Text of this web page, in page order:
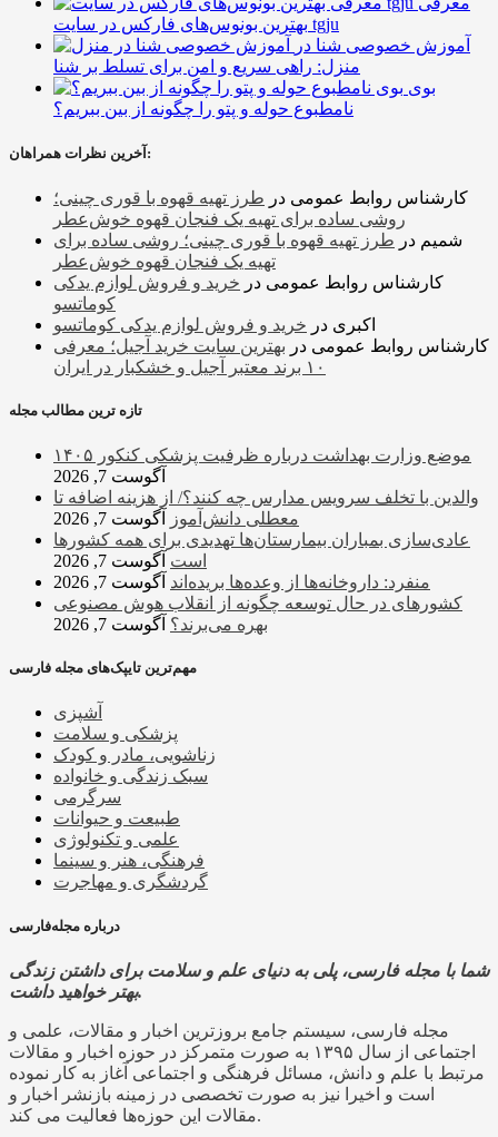
بهترین بونوس‌های فارکس در سایت tgju
آموزش خصوصی شنا در
منزل: راهی سریع و امن برای تسلط بر شنا
بوی
نامطبوع حوله و پتو را چگونه از بین ببریم؟
آخرین نظرات همراهان:
کارشناس روابط عمومی در طرز تهیه قهوه با قوری چینی؛
روشی ساده برای تهیه یک فنجان قهوه خوش‌عطر
شمیم در طرز تهیه قهوه با قوری چینی؛ روشی ساده برای
تهیه یک فنجان قهوه خوش‌عطر
کارشناس روابط عمومی در خرید و فروش لوازم یدکی
کوماتسو
اکبری در خرید و فروش لوازم یدکی کوماتسو
کارشناس روابط عمومی در بهترین سایت خرید آجیل؛ معرفی
۱۰ برند معتبر آجیل و خشکبار در ایران
تازه ترین مطالب مجله
موضع وزارت بهداشت درباره ظرفیت پزشکی کنکور ۱۴۰۵
آگوست 7, 2026
والدین با تخلف سرویس مدارس چه کنند؟/ از هزینه اضافه تا
معطلی دانش‌آموز
آگوست 7, 2026
عادی‌سازی بمباران بیمارستان‌ها تهدیدی برای همه کشورها
است آگوست 7, 2026
منفرد: داروخانه‌ها از وعده‌ها بریده‌اند آگوست 7, 2026
کشورهای در حال توسعه چگونه از انقلاب هوش مصنوعی
بهره می‌برند؟ آگوست 7, 2026
مهم‌ترین تایپک‌های مجله فارسی
آشپزی
پزشکی و سلامت
زناشویی، مادر و کودک
سبک زندگی و خانواده
سرگرمی
طبیعت و حیوانات
علمی و تکنولوژی
فرهنگی، هنر و سینما
گردشگری و مهاجرت
درباره مجله‌فارسی
شما با مجله فارسی، پلی به دنیای علم و سلامت برای داشتن زندگی
بهتر خواهید داشت.
مجله فارسی، سیستم جامع بروزترین اخبار و مقالات، علمی و
اجتماعی از سال ۱۳۹۵ به صورت متمرکز در حوزه اخبار و مقالات
مرتبط با علم و دانش، مسائل فرهنگی و اجتماعی آغاز به کار نموده
است و اخیرا نیز به صورت تخصصی در زمینه بازنشر اخبار و
مقالات این حوزه‌ها فعالیت می کند.